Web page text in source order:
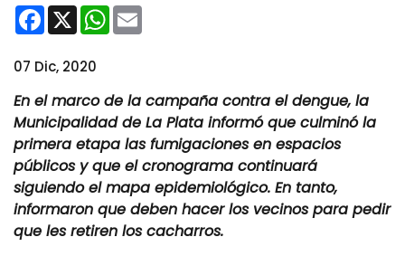
Facebook
X WhatsApp
07 Dic, 2020
En el marco de la campaña contra el dengue, la
Municipalidad de La Plata informó que culminó la
primera etapa las fumigaciones en espacios
públicos y que el cronograma continuará
siguiendo el mapa epidemiológico. En tanto,
informaron que deben hacer los vecinos para pedir
que les retiren los cacharros.